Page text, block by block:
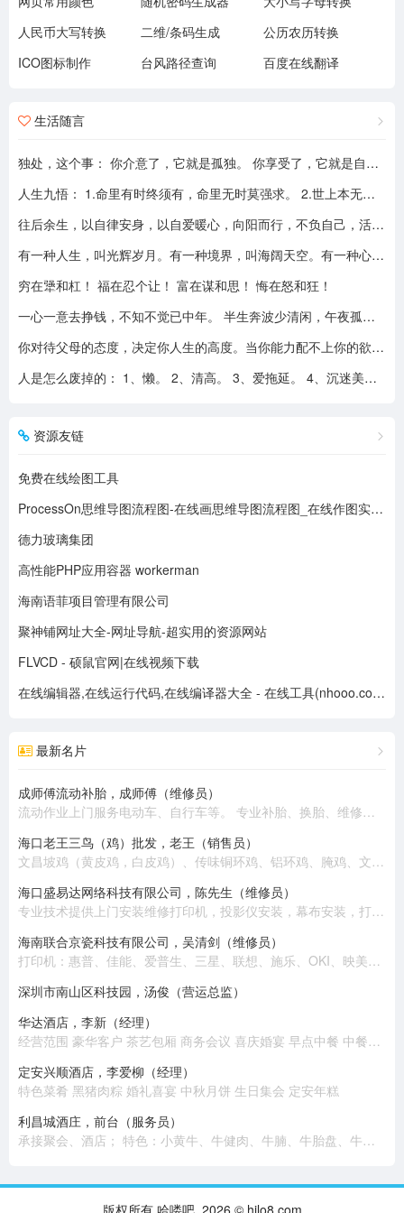
人民币大写转换
二维/条码生成
公历农历转换
ICO图标制作
台风路径查询 百度在线翻译
生活随言
独处，这个事： 你介意了，它就是孤独。 你享受了，它就是自由。
人生九悟： 1.命里有时终须有，命里无时莫强求。 2.世上本无事槦人自扰之。 3.睡前原谅一切，醒来不问过往。 4.平安健康是财富，无病无灾。 5.人心换人心，换不来就转身。 6.看破不说破，看透不说透。 7.得意时看淡，失意时看开。 8.知足常乐，一切随缘。 9.人生本过客，何须执着。
往后余生，以自律安身，以自爱暖心，向阳而行，不负自己，活成自己喜欢的模样！
有一种人生，叫光辉岁月。有一种境界，叫海阔天空。有一种心态，叫不可一世。 有一种亲情，叫真的爱你。有一种乡音，叫农民。 有一种爱情，叫喜欢你。 有一种路途，叫灰色轨迹。 有一种知己，叫情人。有一种情结，叫长城。 有一种和平，叫AMANI。 有一种行动，叫不再犹豫。 有一种父爱，叫大地。有一种孤独，叫冷雨夜。 有一种伤心，叫无尽空虚。 有一种无奈，叫岁月无声。有一种信仰，叫再见理想。有一种童真，叫月光光。有一种力量，叫冲开一切。有一种坚强，叫午夜怨曲。有一种感慨，叫谁伴我闯荡。 有一种坦然，叫无悔这一生。有一种思念，叫遥望。有一个歌手，叫黄家驹。 有一支乐队，叫BEYOND。三十多年，一晃而过！精神永留心间，致敬家驹！！
穷在犟和杠！ 福在忍个让！ 富在谋和思！ 悔在怒和狂！
一心一意去挣钱，不知不觉已中年。 半生奔波少清闲，午夜孤枕难入眠。 青山不老我不闲，一生忙碌为油盐。 风风雨雨几十载，转眼黄土埋胸前。 我笑青山颜不变，青山笑我已暮年。 如牛到老不得闲，得闲已与山共眠。 半生风雨半生寒，一杯浊酒敬流年。 回首过往半生路，七分酸楚三分甜。 岁月赠我两鬓霜，红尘赐我一身伤。 尝遍人间千般苦，颜衰依旧笑夕阳。
你对待父母的态度，决定你人生的高度。当你能力配不上你的欲望的时候，要学会控制欲望，并对自己的能力有认知、对自己的消费有规划、对自己的欲望有克制。
人是怎么废掉的： 1、懒。 2、清高。 3、爱拖延。 4、沉迷美色。 5、没有自控力。 6、不思考不学习。 7、安慰式自我欺骗。 8、胆小如鼠不敢打拼。 9、不懂示弱找别人帮助。 10、满脑子都是鸡毛蒜皮，忽略重大事情的选择。
资源友链
免费在线绘图工具
ProcessOn思维导图流程图-在线画思维导图流程图_在线作图实时协作
德力玻璃集团
高性能PHP应用容器 workerman
海南语菲项目管理有限公司
聚神铺网址大全-网址导航-超实用的资源网站
FLVCD - 硕鼠官网|在线视频下载
在线编辑器,在线运行代码,在线编译器大全 - 在线工具(nhooo.com)
最新名片
成师傅流动补胎，成师傅（维修员）
流动作业上门服务电动车、自行车等。 专业补胎、换胎、维修、换电池、收电池回收旧电动车。 热情周到、上门服务。
海口老王三鸟（鸡）批发，老王（销售员）
文昌坡鸡（黄皮鸡，白皮鸡）、传味铜环鸡、铝环鸡、腌鸡、文昌公鸡、乌鸡、老鸡、半老鸡、公鸡（大脚）
海口盛易达网络科技有限公司，陈先生（维修员）
专业技术提供上​‌‌门安装维修打印机，投影仪安装，幕布安装，打印耗材配送，电脑组装，笔记本电脑维修，收银机维修，监控安装，网络布线，高清摄像头安装，网络组建，背景音乐安装等 。 公司有专业技术员十几名，随时提供上门安装维修服务，价格优惠，质量保证！
海南联合京瓷科技有限公司，吴清剑（维修员）
打印机：惠普、佳能、爱普生、三星、联想、施乐、OKI、映美、兄弟、富士通、得实、京瓷、中税。 复印机：施乐、东芝、佳能、理光、夏普、京瓷、美能达、震旦。 扫描仪：惠普、佳能、爱普生、柯达、汉王、富士通、紫光、中晶。 电脑：联想、惠普、华硕。 耗材：各类品牌原装国产。
深圳市南山区科技园，汤俊（营运总监）
华达酒店，李新（经理）
经营范围 豪华客户 茶艺包厢 商务会议 喜庆婚宴 早点中餐 中餐包厢
定安兴顺酒店，李爱柳（经理）
特色菜肴 黑猪肉粽 婚礼喜宴 中秋月饼 生日集会 定安年糕
利昌城酒庄，前台（服务员）
承接聚会、酒店； 特色：小黄牛、牛健肉、牛腩、牛胎盘、牛百叶、牛鞭、炸牛排、煎牛肉、肥牛。
版权所有 哈喽吧 2026 © hilo8.com